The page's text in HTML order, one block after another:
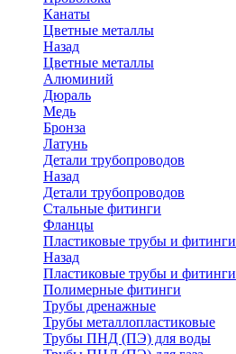
Канаты
Цветные металлы
Назад
Цветные металлы
Алюминий
Дюраль
Медь
Бронза
Латунь
Детали трубопроводов
Назад
Детали трубопроводов
Стальные фитинги
Фланцы
Пластиковые трубы и фитинги
Назад
Пластиковые трубы и фитинги
Полимерные фитинги
Трубы дренажные
Трубы металлопластиковые
Трубы ПНД (ПЭ) для воды